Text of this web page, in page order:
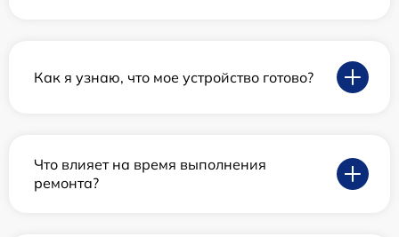
Как я узнаю, что мое устройство готово?
Что влияет на время выполнения
ремонта?